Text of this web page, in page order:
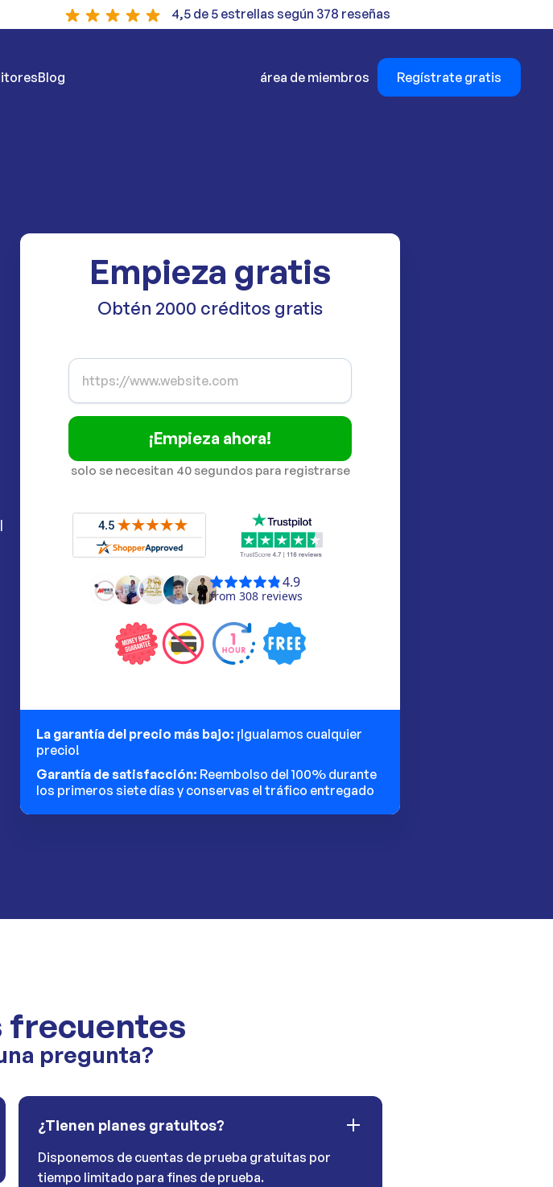
4,5 de 5 estrellas según 378 reseñas
Blog área de miembros Regístrate gratis
Empieza gratis
Obtén 2000 créditos gratis
¡Empieza ahora!
solo se necesitan 40 segundos para registrarse
La garantía del precio más bajo: ¡Igualamos cualquier
precio!
Garantía de satisfacción: Reembolso del 100% durante
los primeros siete días y conservas el tráfico entregado
frecuentes
pregunta?
¿Tienen planes gratuitos?
Disponemos de cuentas de prueba gratuitas por
tiempo limitado para fines de prueba.